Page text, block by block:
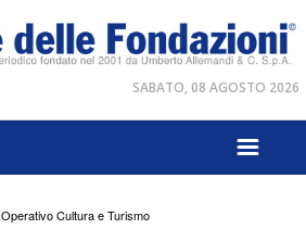
SABATO, 08 AGOSTO 2026
Cultura e Turismo